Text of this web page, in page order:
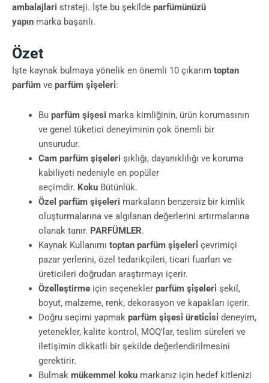
ambalajlari strateji. İşte bu şekilde parfümünüzü
yapın marka başarılı.
Özet
İşte kaynak bulmaya yönelik en önemli 10 çıkarım toptan
parfüm ve parfüm şi̇şeleri̇:
Bu parfüm şişesi marka kimliğinin, ürün korumasının
ve genel tüketici deneyiminin çok önemli bir
unsurudur.
Cam parfüm şişeleri şıklığı, dayanıklılığı ve koruma
kabiliyeti nedeniyle en popüler
seçimdir. KokuBütünlük.
Özel parfüm şişeleri markaların benzersiz bir kimlik
oluşturmalarına ve algılanan değerlerini artırmalarına
olanak tanır. PARFÜMLER.
Kaynak Kullanımı toptan parfüm şi̇şeleri̇ çevrimiçi
pazar yerlerini, özel tedarikçileri, ticari fuarları ve
üreticileri doğrudan araştırmayı içerir.
Özelleştirmeiçin seçenekler parfüm şi̇şeleri̇ şekil,
boyut, malzeme, renk, dekorasyon ve kapakları içerir.
Doğru seçimi yapmak parfüm şi̇şesi̇ üreti̇ci̇si̇ deneyim,
yetenekler, kalite kontrol, MOQ'lar, teslim süreleri ve
iletişimin dikkatli bir şekilde değerlendirilmesini
gerektirir.
Bulmak mükemmel kokumarkanız için hedef kitlenizi